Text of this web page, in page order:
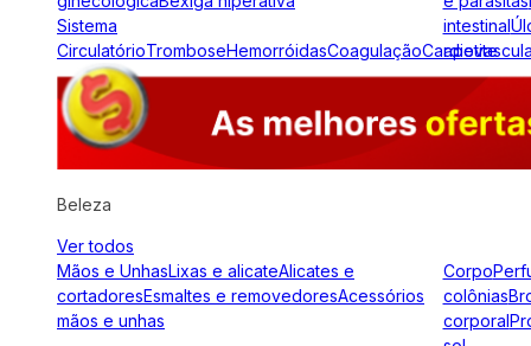
Sistema
CirculatórioTromboseHemorróidasCoagulação
intestinal
apetite
Beleza
Ver todos
Mãos e UnhasLixas e alicateAlicates e
cortadoresEsmaltes e removedoresAcessórios
mãos e unhas
Corpo
colônias
corporal